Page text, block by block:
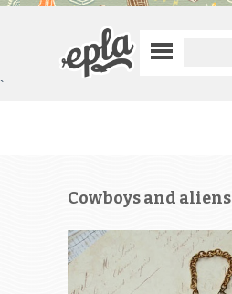
`
Cowboys and aliens